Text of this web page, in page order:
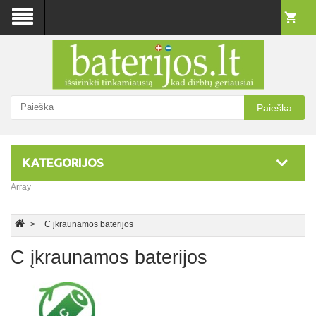
Paieška
KATEGORIJOS
Array
C įkraunamos baterijos
C įkraunamos baterijos